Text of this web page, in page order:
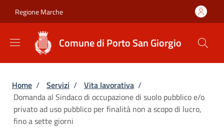
Regione Marche
Comune di Porto San Giorgio
Briciole di pane
Home / Servizi / Vita lavorativa /
Domanda al Sindaco di occupazione di suolo pubblico e/o
privato ad uso pubblico per finalità non a scopo di lucro,
fino a sette giorni